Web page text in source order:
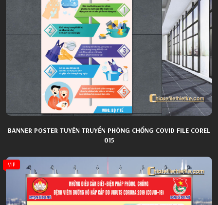
BANNER POSTER TUYÊN TRUYỀN PHÒNG CHỐNG COVID FILE COREL
015
VIP